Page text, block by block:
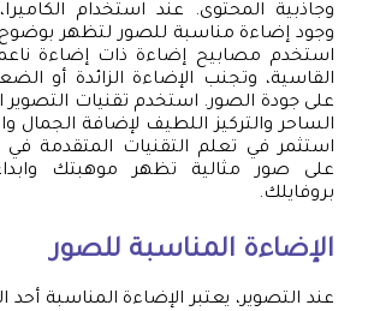
وجاذبية المحتوى. عند استخدام
وجود إضاءة مناسبة للصور لتظهر بوضوح
استخدم مصابيح إضاءة ذات إضاءة
القاسية، وتجنب الإضاءة الزائدة أو
على جودة الصور. استخدم تقنيات التصوير
الساحر والتركيز اللطيف لإضافة الجمال
استثمر في تعلم التقنيات المتقدمة
على صور مثالية تظهر موهبتك
بروفايلك.
الإضاءة المناسبة للصور
عند التصوير، يعتبر الإضاءة المناسبة أحد